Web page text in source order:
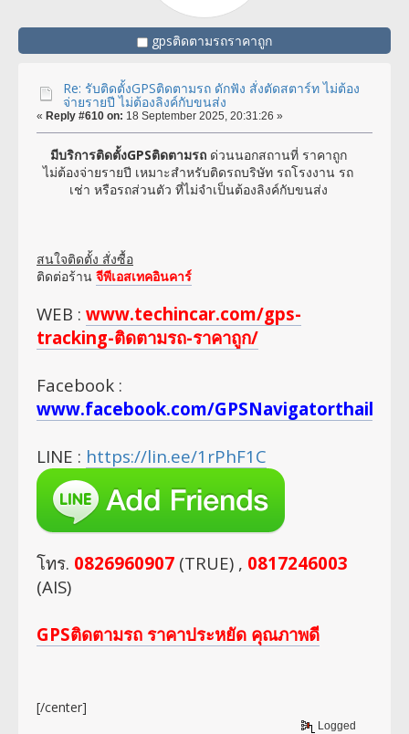
gpsติดตามรถราคาถูก
Re: รับติดตั้งGPSติดตามรถ ดักฟัง สั่งตัดสตาร์ท ไม่ต้อง
จ่ายรายปี ไม่ต้องลิงค์กับขนส่ง
« Reply #610 on: 18 September 2025, 20:31:26 »
มีบริการติดตั้งGPSติดตามรถด่วนนอกสถานที่ ราคาถูก
ไม่ต้องจ่ายรายปี เหมาะสำหรับติดรถบริษัท รถโรงงาน รถ
เช่า หรือรถส่วนตัว ที่ไม่จำเป็นต้องลิงค์กับขนส่ง
สนใจติดตั้ง สั่งซื้อ
ติดต่อร้าน จีพีเอสเทคอินคาร์
WEB : www.techincar.com/gps-
tracking-ติดตามรถ-ราคาถูก/
Facebook :
www.facebook.com/
LINE : https://lin.ee/1rPhF1C
โทร. 0826960907 (TRUE) , 0817246003
(AIS)
GPSติดตามรถ ราคาประหยัด คุณภาพดี
[/center]
Logged